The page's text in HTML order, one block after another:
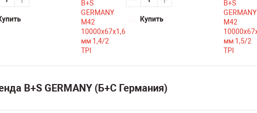
Купить
B+S GERMANY (Б+С Германия)